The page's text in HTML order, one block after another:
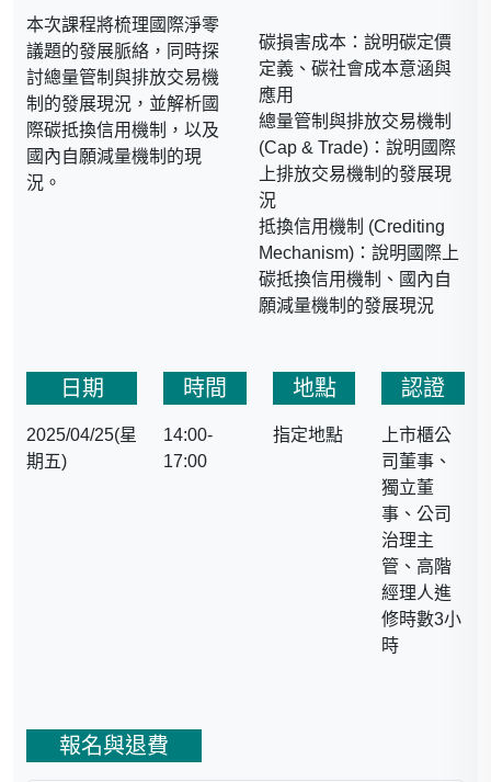
中華經濟研究院國際經濟
研究所輔佐研究員
台灣產業服務基金會專案
二組工程師
本次課程將梳理國際淨零
議題的發展脈絡，同時探
討總量管制與排放交易機
制的發展現況，並解析國
際碳抵換信用機制，以及
國內自願減量機制的現
況。
碳損害成本：說明碳定價
定義、碳社會成本意涵與
應用
總量管制與排放交易機制
(Cap & Trade)：說明國際
上排放交易機制的發展現
況
抵換信用機制 (Crediting
Mechanism)：說明國際上
碳抵換信用機制、國內自
願減量機制的發展現況
日期
2025/04/25(星
期五)
時間
14:00-
17:00
地點
指定地點
認證
上市櫃公
司董事、
獨立董
事、公司
治理主
管、高階
經理人進
修時數3小
時
報名與退費